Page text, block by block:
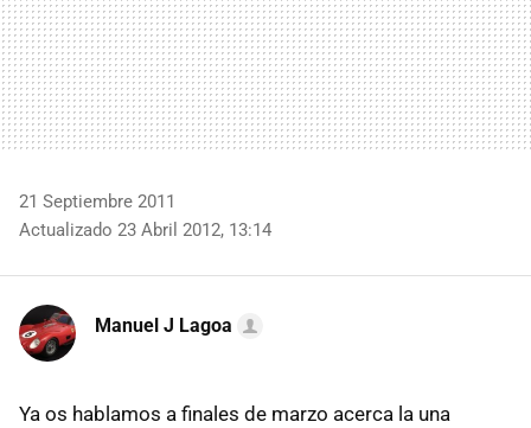
21 Septiembre 2011
Actualizado 23 Abril 2012, 13:14
Manuel J Lagoa
Ya os hablamos a finales de marzo acerca la una